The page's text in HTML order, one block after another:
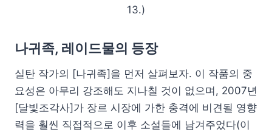
13.)
나귀족, 레이드물의 등장
실탄 작가의 [나귀족]을 먼저 살펴보자. 이 작품의 중
요성은 아무리 강조해도 지나칠 것이 없으며, 2007년
[달빛조각사]가 장르 시장에 가한 충격에 비견될 영향
력을 훨씬 직접적으로 이후 소설들에 남겨주었다(이